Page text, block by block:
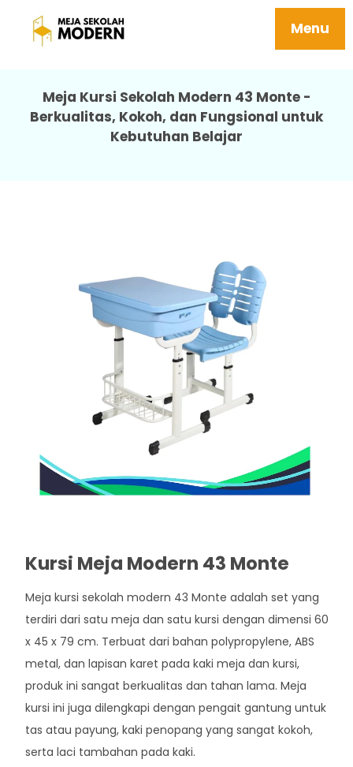
Menu
Jual Meja Belajar Anak Tersedia Berbagai
Ukuran Harga Terjangkau 43 Monte
Meja Kursi Sekolah Modern 43 Monte -
Berkualitas, Kokoh, dan Fungsional untuk
Kebutuhan Belajar
Kursi Meja Modern 43 Monte
Meja kursi sekolah modern 43 Monte adalah set yang
terdiri dari satu meja dan satu kursi dengan dimensi 60
x 45 x 79 cm. Terbuat dari bahan polypropylene, ABS
metal, dan lapisan karet pada kaki meja dan kursi,
produk ini sangat berkualitas dan tahan lama. Meja
kursi ini juga dilengkapi dengan pengait gantung untuk
tas atau payung, kaki penopang yang sangat kokoh,
serta laci tambahan pada kaki.